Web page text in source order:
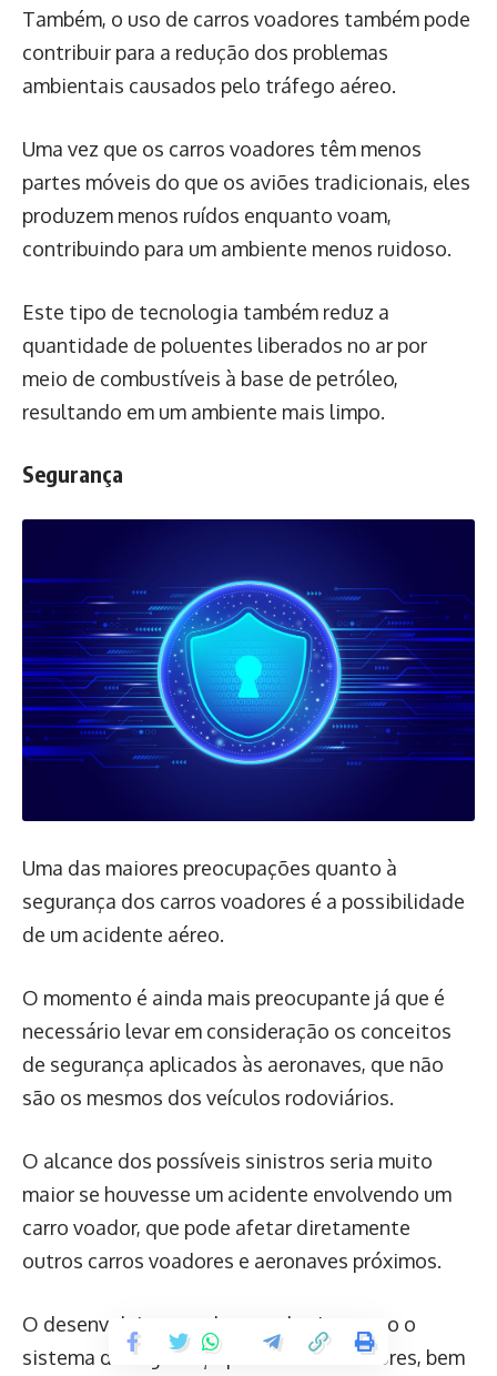
Também, o uso de carros voadores também pode
contribuir para a redução dos problemas
ambientais causados ​​pelo tráfego aéreo.
Uma vez que os carros voadores têm menos
partes móveis do que os aviões tradicionais, eles
produzem menos ruídos enquanto voam,
contribuindo para um ambiente menos ruidoso.
Este tipo de tecnologia também reduz a
quantidade de poluentes liberados no ar por
meio de combustíveis à base de petróleo,
resultando em um ambiente mais limpo.
Segurança
Uma das maiores preocupações quanto à
segurança dos carros voadores é a possibilidade
de um acidente aéreo.
O momento é ainda mais preocupante já que é
necessário levar em consideração os conceitos
de segurança aplicados às aeronaves, que não
são os mesmos dos veículos rodoviários.
O alcance dos possíveis sinistros seria muito
maior se houvesse um acidente envolvendo um
carro voador, que pode afetar diretamente
outros carros voadores e aeronaves próximos.
O desenvolvimento de tecnologias como o
sistema de segurança para carros voadores, bem